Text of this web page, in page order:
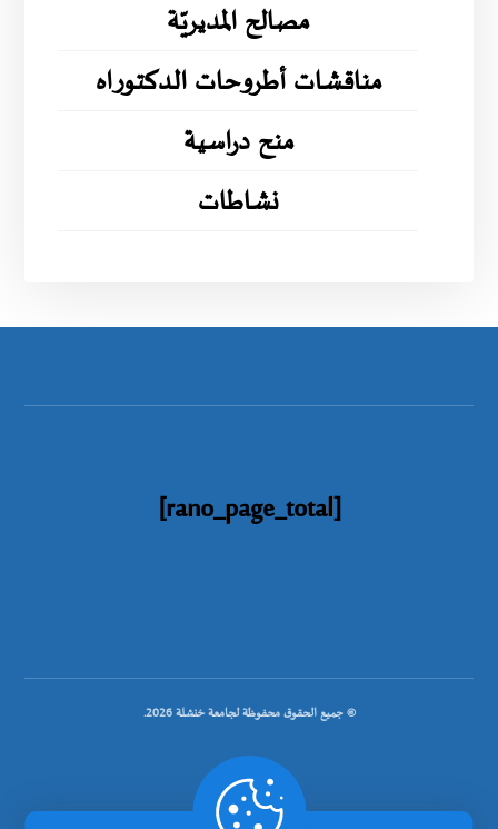
مصالح المديريّة
مناقشات أطروحات الدكتوراه
منح دراسية
نشاطات
[rano_page_total]
© جميع الحقوق محفوظة لجامعة خنشلة 2026.
.